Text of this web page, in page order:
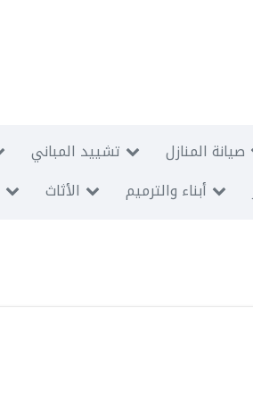
تشييد المباني صيانة المنازل
الأثاث أبناء والترميم